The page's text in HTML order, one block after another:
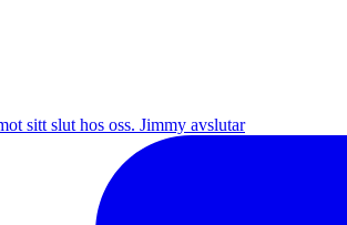
sitt slut hos oss. Jimmy avslutar